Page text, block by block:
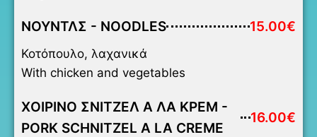
ΝΟΥΝΤΛΣ - NOODLES 15.00€
Κοτόπουλο, λαχανικά
With chicken and vegetables
ΧΟΙΡΙΝΟ ΣΝΙΤΖΕΛ Α ΛΑ ΚΡΕΜ -
PORK SCHNITZEL A LA CREME
16.00€